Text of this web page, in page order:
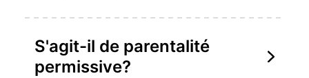
S'agit-il de parentalité
permissive?